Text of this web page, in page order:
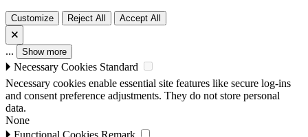
Customize Reject All
Accept All
🗙
... Show more
🞂 Necessary Cookies Standard
Necessary cookies enable essential site features like secure log-ins
and consent preference adjustments. They do not store personal
data.
None
🞂 Functional Cookies Remark